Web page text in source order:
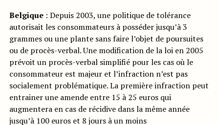
Belgique: Depuis 2003, une politique de tolérance
autorisait les consommateurs à posséder jusqu’à 3
grammes ou une plante sans faire l’objet de poursuites
ou de procès-verbal. Une modification de la loi en 2005
prévoit un procès-verbal simplifié pour les cas où le
consommateur est majeur et l’infraction n’est pas
socialement problématique. La première infraction peut
entrainer une amende entre 15 à 25 euros qui
augmentera en cas de récidive dans la même année
jusqu’à 100 euros et 8 jours à un moins